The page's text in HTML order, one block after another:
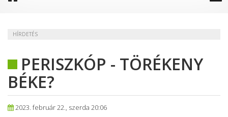
HÍRDETÉS
PERISZKÓP - TÖRÉKENY
BÉKE?
2023. február 22., szerda 20:06